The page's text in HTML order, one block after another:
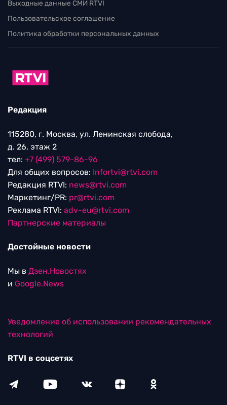
Выходные данные СМИ RTVI
Пользовательское соглашение
Политика обработки персональных данных
Редакция
115280, г. Москва, ул. Ленинская слобода,
д. 26, этаж 2
тел: +7 (499) 579-86-96
Для общих вопросов: Infortvi@rtvi.com
Редакция RTVI: news@rtvi.com
Маркетинг/PR: pr@rtvi.com
Реклама RTVI: adv-eu@rtvi.com
Партнерские материалы
Достойные новости
Мы в Дзен.Новостях
и Google.News
Уведомление об использовании рекомендательных
технологий
RTVI в соцсетях